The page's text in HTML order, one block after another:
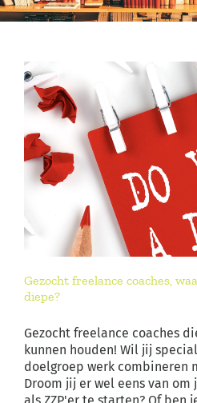
Gezocht freelance coaches,
diepe?
Gezocht freelance coaches
kunnen houden! Wil jij
doelgroep werk combineren
Droom jij er wel eens van om